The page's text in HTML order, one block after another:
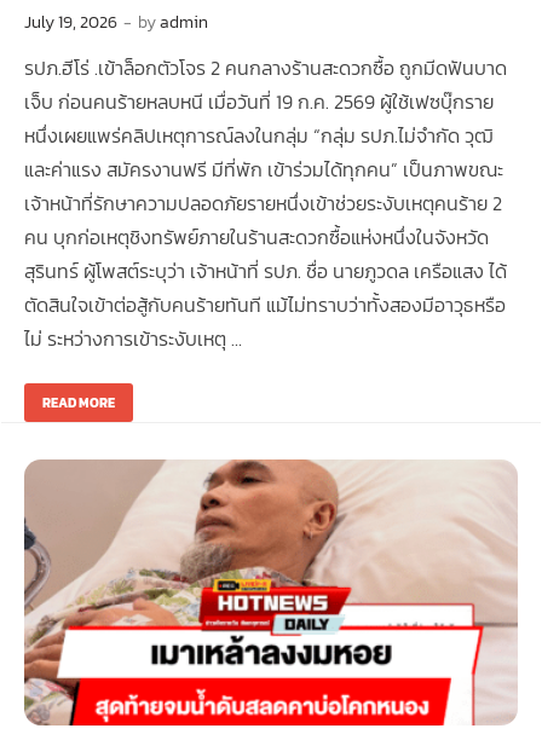
July 19, 2026 - byadmin
รปภ.ฮีโร่ .เข้าล็อกตัวโจร 2 คนกลางร้านสะดวกซื้อ ถูกมีดฟันบาด
เจ็บ ก่อนคนร้ายหลบหนี เมื่อวันที่ 19 ก.ค. 2569 ผู้ใช้เฟซบุ๊กราย
หนึ่งเผยแพร่คลิปเหตุการณ์ลงในกลุ่ม “กลุ่ม รปภ.ไม่จำกัด วุฒิ
และค่าแรง สมัครงานฟรี มีที่พัก เข้าร่วมได้ทุกคน” เป็นภาพขณะ
เจ้าหน้าที่รักษาความปลอดภัยรายหนึ่งเข้าช่วยระงับเหตุคนร้าย 2
คน บุกก่อเหตุชิงทรัพย์ภายในร้านสะดวกซื้อแห่งหนึ่งในจังหวัด
สุรินทร์ ผู้โพสต์ระบุว่า เจ้าหน้าที่ รปภ. ชื่อ นายภูวดล เครือแสง ได้
ตัดสินใจเข้าต่อสู้กับคนร้ายทันที แม้ไม่ทราบว่าทั้งสองมีอาวุธหรือ
ไม่ ระหว่างการเข้าระงับเหตุ …
READ MORE